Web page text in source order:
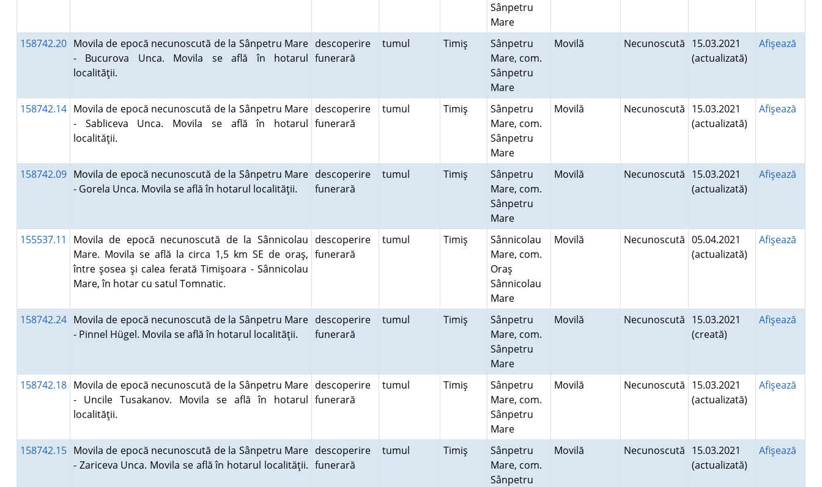
Sânpetru
Mare
158742.20 Movila de epocă necunoscută de la Sânpetru Mare
- Bucurova Unca. Movila se află în hotarul
localităţii.
descoperire
funerară
tumul Timiş
Sânpetru
Mare, com.
Sânpetru
Mare
Movilă Necunoscută 15.03.2021
(actualizată)
Afişează
158742.14 Movila de epocă necunoscută de la Sânpetru Mare
- Sabliceva Unca. Movila se află în hotarul
localităţii.
descoperire
funerară
tumul Timiş
Sânpetru
Mare, com.
Sânpetru
Mare
Movilă Necunoscută 15.03.2021
(actualizată)
Afişează
158742.09 Movila de epocă necunoscută de la Sânpetru Mare
- Gorela Unca. Movila se află în hotarul localităţii.
descoperire
funerară
tumul Timiş
Sânpetru
Mare, com.
Sânpetru
Mare
Movilă Necunoscută 15.03.2021
(actualizată)
Afişează
155537.11
Movila de epocă necunoscută de la Sânnicolau
Mare. Movila se află la circa 1,5 km SE de oraş,
între şosea şi calea ferată Timişoara - Sânnicolau
Mare, în hotar cu satul Tomnatic.
descoperire
funerară
tumul Timiş
Sânnicolau
Mare, com.
Oraş
Sânnicolau
Mare
Movilă Necunoscută 05.04.2021
(actualizată)
Afişează
158742.24 Movila de epocă necunoscută de la Sânpetru Mare
- Pinnel Hügel. Movila se află în hotarul localităţii.
descoperire
funerară
tumul Timiş
Sânpetru
Mare, com.
Sânpetru
Mare
Movilă Necunoscută 15.03.2021
(creată)
Afişează
158742.18 Movila de epocă necunoscută de la Sânpetru Mare
- Uncile Tusakanov. Movila se află în hotarul
localităţii.
descoperire
funerară
tumul Timiş
Sânpetru
Mare, com.
Sânpetru
Mare
Movilă Necunoscută 15.03.2021
(actualizată)
Afişează
158742.15 Movila de epocă necunoscută de la Sânpetru Mare
- Zariceva Unca. Movila se află în hotarul localităţii.
descoperire
funerară
tumul Timiş
Sânpetru
Mare, com.
Sânpetru
Movilă Necunoscută 15.03.2021
(actualizată)
Afişează